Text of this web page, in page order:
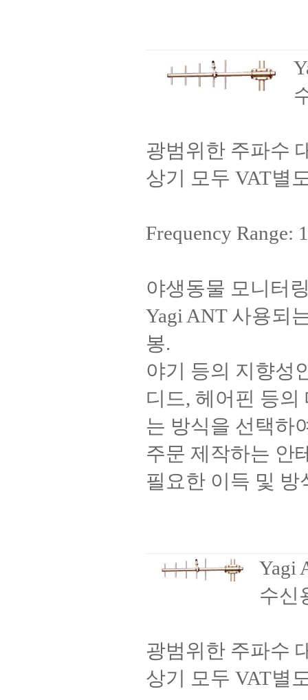
광범위한 주파수
상기 모두 VAT별
Frequency
야생동물 모니터
Yagi ANT 사용되
봉.
야기 등의 지향성
디드, 헤어핀 등
는 방식을 선택하
주문 제작하는 안
필요한 이득 및
Yagi
수신
광범위한 주파수
상기 모두 VAT별